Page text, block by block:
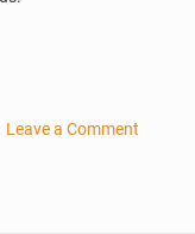
Leave a Comment